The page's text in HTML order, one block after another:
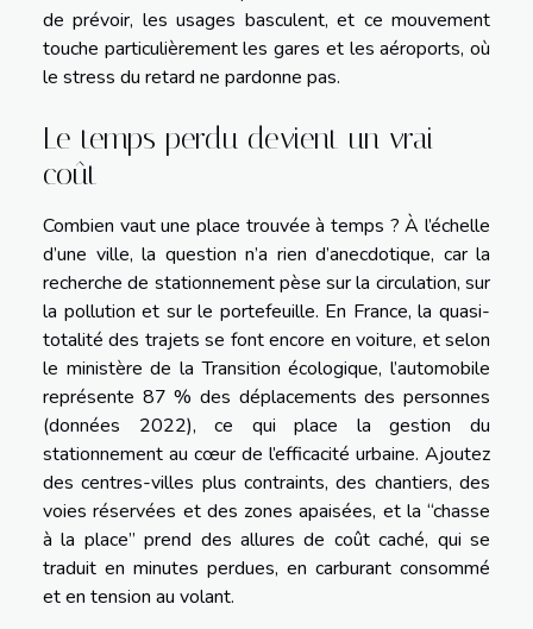
de prévoir, les usages basculent, et ce mouvement
touche particulièrement les gares et les aéroports, où
le stress du retard ne pardonne pas.
Le temps perdu devient un vrai
coût
Combien vaut une place trouvée à temps ? À l’échelle
d’une ville, la question n’a rien d’anecdotique, car la
recherche de stationnement pèse sur la circulation, sur
la pollution et sur le portefeuille. En France, la quasi-
totalité des trajets se font encore en voiture, et selon
le ministère de la Transition écologique, l’automobile
représente 87 % des déplacements des personnes
(données 2022), ce qui place la gestion du
stationnement au cœur de l’efficacité urbaine. Ajoutez
des centres-villes plus contraints, des chantiers, des
voies réservées et des zones apaisées, et la “chasse
à la place” prend des allures de coût caché, qui se
traduit en minutes perdues, en carburant consommé
et en tension au volant.